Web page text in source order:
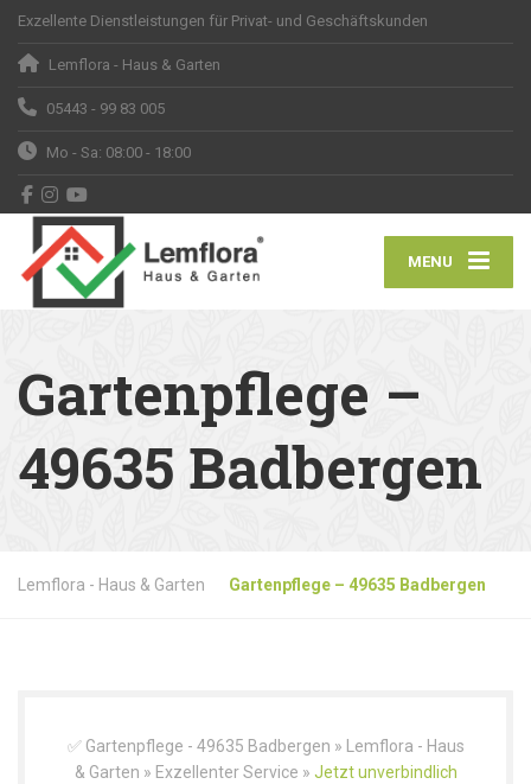
Exzellente Dienstleistungen für Privat- und Geschäftskunden
Lemflora - Haus & Garten
05443 - 99 83 005
Mo - Sa: 08:00 - 18:00
MENU
Gartenpflege –
49635 Badbergen
Lemflora - Haus & Garten Gartenpflege – 49635 Badbergen
✅ Gartenpflege - 49635 Badbergen » Lemflora - Haus
& Garten » Exzellenter Service » Jetzt unverbindlich